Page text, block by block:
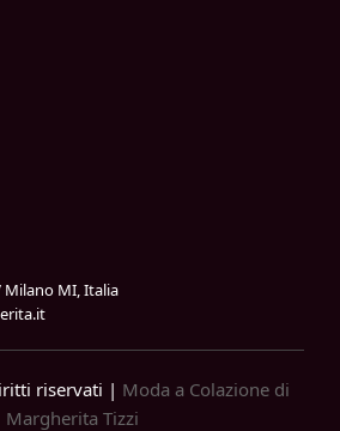
Milano MI, Italia
riservati | Moda a Colazione di
Margherita Tizzi